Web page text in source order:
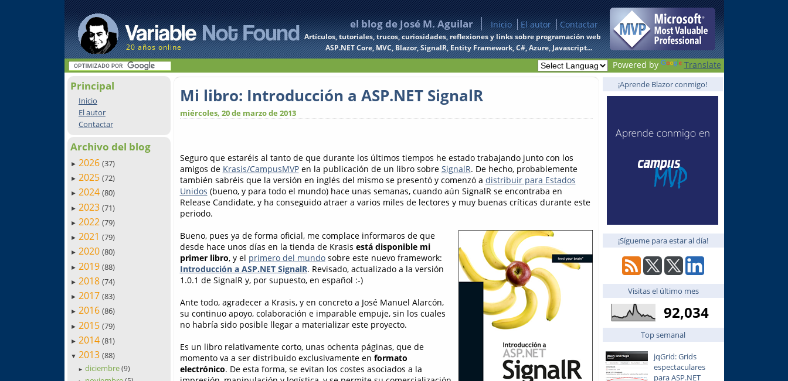
20 años online
el blog de José M. Aguilar Inicio El autor Contactar
Artículos, tutoriales, trucos, curiosidades, reflexiones y links sobre programación web
ASP.NET Core, MVC, Blazor, SignalR, Entity Framework, C#, Azure, Javascript...
Powered by Translate
Principal
Inicio
El autor
Contactar
Archivo del blog
► 2026 (37)
► 2025 (72)
► 2024 (80)
► 2023 (71)
► 2022 (79)
► 2021 (79)
► 2020 (80)
► 2019 (88)
► 2018 (74)
► 2017 (83)
► 2016 (86)
► 2015 (79)
► 2014 (81)
▼ 2013 (88)
► diciembre(9)
Mi libro: Introducción a ASP.NET SignalR
miércoles, 20 de marzo de 2013
Seguro que estaréis al tanto de que durante los últimos tiempos he estado trabajando junto con los
amigos de Krasis/CampusMVPen la publicación de un libro sobre SignalR. De hecho, probablemente
también sabréis que la versión en inglés del mismo se presentó y comenzó a distribuir para Estados
Unidos (bueno, y para todo el mundo) hace unas semanas, cuando aún SignalR se encontraba en
Release Candidate, y ha conseguido atraer a varios miles de lectores y muy buenas críticas durante este
periodo.
Bueno, pues ya de forma oficial, me complace informaros de que
desde hace unos días en la tienda de Krasis está disponible mi
primer libro, y el primero del mundosobre este nuevo framework:
Introducción a ASP.NET SignalR. Revisado, actualizado a la versión
1.0.1 de SignalR y, por supuesto, en español :-)
Ante todo, agradecer a Krasis, y en concreto a José Manuel Alarcón,
su continuo apoyo, colaboración e imparable empuje, sin los cuales
no habría sido posible llegar a materializar este proyecto.
Es un libro relativamente corto, unas ochenta páginas, que de
momento va a ser distribuido exclusivamente en formato
electrónico. De esta forma, se evitan los costes asociados a la
¡Aprende Blazor conmigo!
¡Sígueme para estar al día!
Visitas el último mes
92,034
Top semanal
jqGrid: Grids
espectaculares
para ASP.NET